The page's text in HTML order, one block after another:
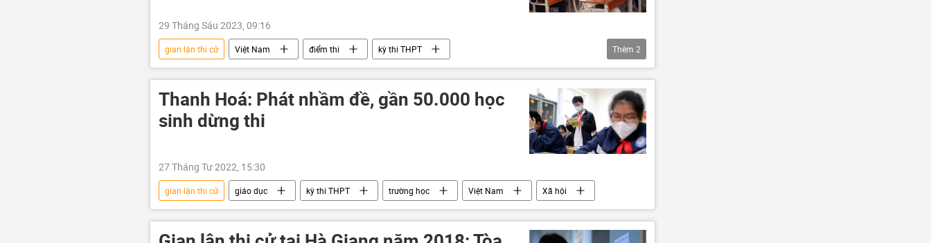
29 Tháng Sáu 2023, 09:16
gian lận thi cử Việt Nam điểm thi
kỳ thi THPT
Kỳ thi tốt nghiệp THPT tại Việt Nam
Bộ Giáo dục và Đào Tạo
Thêm 2
Thanh Hoá: Phát nhầm đề, gần 50.000 học
sinh dừng thi
27 Tháng Tư 2022, 15:30
gian lận thi cử giáo dục kỳ thi THPT trường học Việt Nam Xã hội